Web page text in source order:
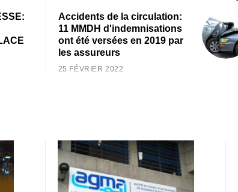
Accidents de la circulation:
11 MMDH d'indemnisations
ont été versées en 2019 par
les assureurs
25 FÉVRIER 2022